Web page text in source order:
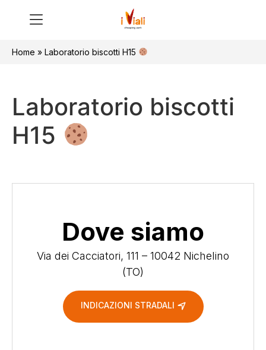
Home » Laboratorio biscotti H15
Laboratorio biscotti
H15
Dove siamo
Via dei Cacciatori, 111 – 10042 Nichelino
(TO)
INDICAZIONI STRADALI